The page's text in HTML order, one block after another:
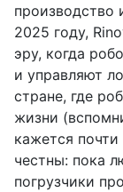
производство
2025 году,
эру, когда
и управляют
стране, где
жизни
кажется
честны: пока
погрузчики